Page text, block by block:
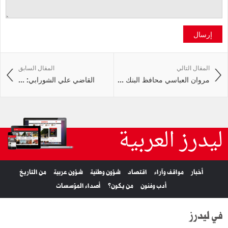
إرسال
المقال السابق
القاضي علي الشورابي: ...
المقال التالي
مروان العباسي محافظ البنك ...
ليدرز العربية
أخبار مواقف وآراء اقتصاد شؤون وطنية شؤون عربية
من التاريخ
أدب وفنون
من يكون؟ أصداء المؤسسات
في ليدرز